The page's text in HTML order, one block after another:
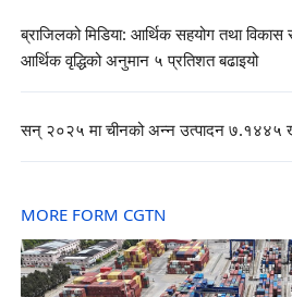
ब्राजिलको मिडिया: आर्थिक सहयोग तथा विकास
आर्थिक वृद्धिको अनुमान ५ प्रतिशत बढाइयो
सन् २०२५ मा चीनको अन्न उत्पादन ७.१४४५
MORE FORM CGTN